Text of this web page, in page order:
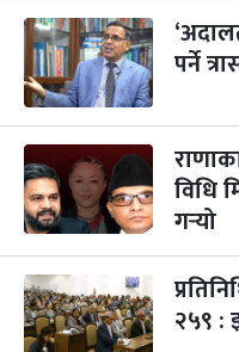
पर्ने
विधि
गर्‍यो
२५९ :